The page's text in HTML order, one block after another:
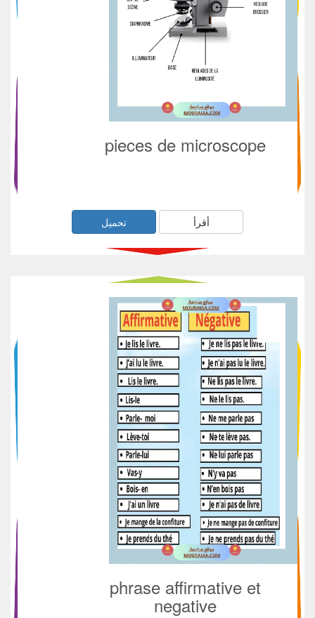
pieces de microscope
أقرأ تحميل
phrase affirmative et
negative